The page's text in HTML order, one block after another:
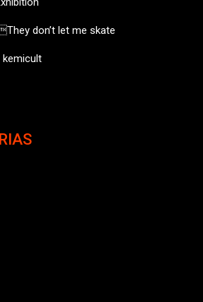
don’t let me skate
kemicult